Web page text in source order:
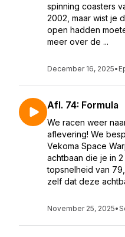
spinning coasters
2002, maar wist je
open hadden
meer over de ...
December 16, 2025•
Afl. 74: Formula
We racen weer
aflevering! We
Vekoma Space
achtbaan die je in
topsnelheid van
zelf dat deze
November 25, 2025•